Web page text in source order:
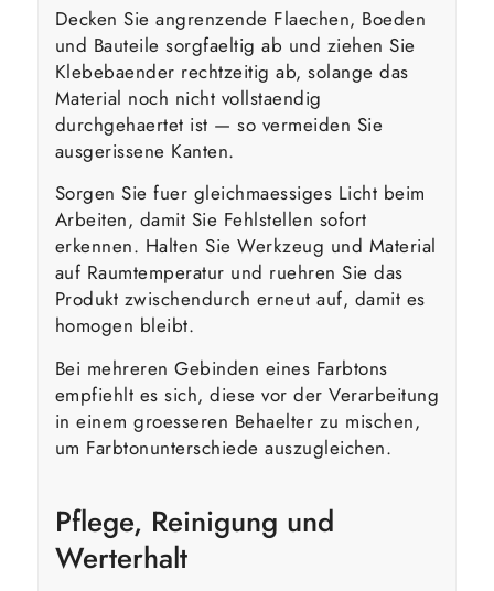
Decken Sie angrenzende Flaechen, Boeden
und Bauteile sorgfaeltig ab und ziehen Sie
Klebebaender rechtzeitig ab, solange das
Material noch nicht vollstaendig
durchgehaertet ist — so vermeiden Sie
ausgerissene Kanten.
Sorgen Sie fuer gleichmaessiges Licht beim
Arbeiten, damit Sie Fehlstellen sofort
erkennen. Halten Sie Werkzeug und Material
auf Raumtemperatur und ruehren Sie das
Produkt zwischendurch erneut auf, damit es
homogen bleibt.
Bei mehreren Gebinden eines Farbtons
empfiehlt es sich, diese vor der Verarbeitung
in einem groesseren Behaelter zu mischen,
um Farbtonunterschiede auszugleichen.
Pflege, Reinigung und
Werterhalt